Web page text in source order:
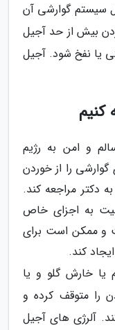
سیستم گوارشی آن
بیش از حد آجیل
یا نفخ شود. آجیل
کنیم
و امن به رژیم
را از خوردن
دکتر مراجعه کند.
به اجزای خاص
و ممکن است برای
کند.
یا خارش گلو و یا
را متوقف کرده و
آلرژی های آجیل